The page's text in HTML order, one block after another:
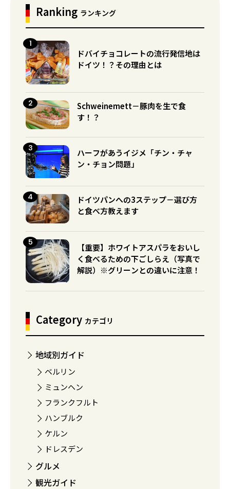
Ranking ランキング
ドバイチョコレートの流行発信地は
ドイツ！？その理由とは
Schweinemett－豚肉を生で食
す！？
ハーフがあうイジメ「チン・チャ
ン・チョン問題」
ドイツパンへの3ステップ－選び方
と食べ方教えます
【重要】ホワイトアスパラをおいし
く食べるための下ごしらえ（写真で
解説）※グリーンとの違いに注意！
Category カテゴリ
地域別ガイド
ベルリン
ミュンヘン
フランクフルト
ハンブルク
ケルン
ドレスデン
グルメ
観光ガイド